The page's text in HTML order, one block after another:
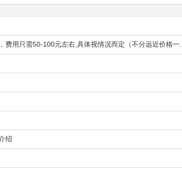
费用只需50-100元左右,具体视情况而定（不分远近价格一...
绍